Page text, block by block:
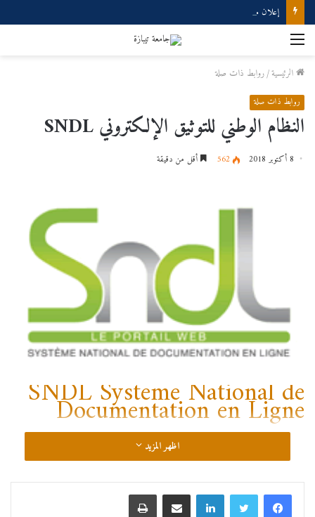
إعلان مناقشة دكتوراه
القائمة
الرئيسية/روابط ذات صلة
روابط ذات صلة
النظام الوطني للتوثيق الإلكتروني SNDL
8 أكتوبر 2018 562 أقل من دقيقة
SNDL Systeme National de
Documentation en Ligne
اظهر المزيد
لينكدإن مشاركة عبر البريد طباعة